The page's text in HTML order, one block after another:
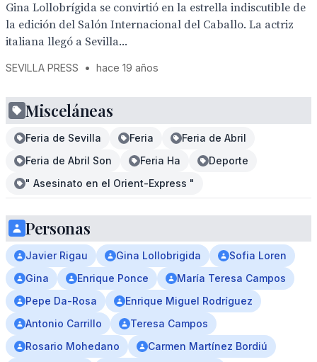
Gina Lollobrígida se convirtió en la estrella indiscutible de
la edición del Salón Internacional del Caballo. La actriz
italiana llegó a Sevilla...
SEVILLA PRESS • hace 19 años
Misceláneas
Feria de Sevilla Feria
Feria de Abril
Feria de Abril Son
Feria Ha
Deporte
" Asesinato en el Orient-Express "
Personas
Javier Rigau Gina Lollobrigida
Sofia Loren
Gina
Enrique Ponce
María Teresa Campos
Pepe Da-Rosa
Enrique Miguel Rodríguez
Antonio Carrillo
Teresa Campos
Rosario Mohedano
Carmen Martínez Bordiú